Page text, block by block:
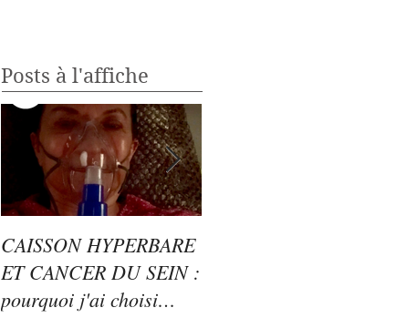
Posts à l'affiche
CAISSON HYPERBARE
ET CANCER DU SEIN :
pourquoi j'ai choisi